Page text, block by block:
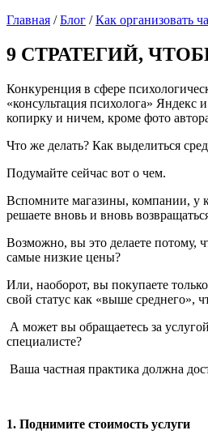
Главная /Блог /Как организовать
9 СТРАТЕГИЙ,
Конкуренция в сфере
«консультация психолога»
копирку и ничем, кроме фото
Что же делать? Как выделиться
Подумайте сейчас вот о чем.
Вспомните магазины, компании, у
решаете вновь и вновь
Возможно, вы это делаете потому,
самые низкие цены?
Или, наоборот, вы покупаете
свой статус как «выше среднего»,
А может вы обращаетесь за
специалисте?
Ваша частная практика должна
1. Поднимите стоимость услуги